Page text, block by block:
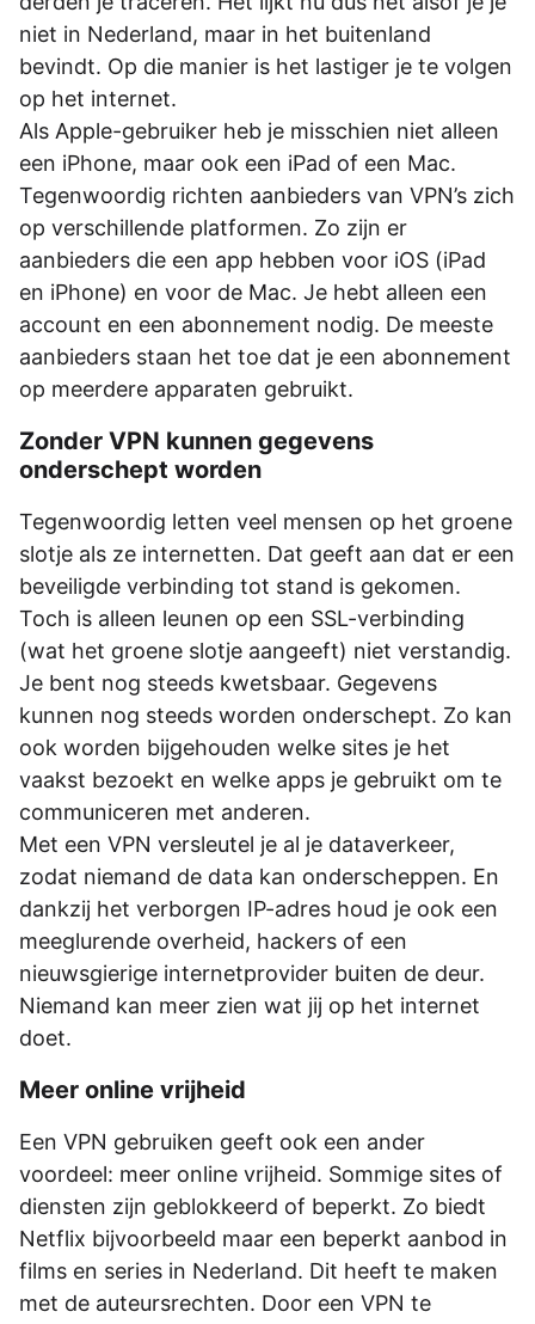
niet in Nederland, maar in het buitenland
bevindt. Op die manier is het lastiger je te volgen
op het internet.
Als Apple-gebruiker heb je misschien niet alleen
een iPhone, maar ook een iPad of een Mac.
Tegenwoordig richten aanbieders van VPN’s zich
op verschillende platformen. Zo zijn er
aanbieders die een app hebben voor iOS (iPad
en iPhone) en voor de Mac. Je hebt alleen een
account en een abonnement nodig. De meeste
aanbieders staan het toe dat je een abonnement
op meerdere apparaten gebruikt.
Zonder VPN kunnen gegevens
onderschept worden
Tegenwoordig letten veel mensen op het groene
slotje als ze internetten. Dat geeft aan dat er een
beveiligde verbinding tot stand is gekomen.
Toch is alleen leunen op een SSL-verbinding
(wat het groene slotje aangeeft) niet verstandig.
Je bent nog steeds kwetsbaar. Gegevens
kunnen nog steeds worden onderschept. Zo kan
ook worden bijgehouden welke sites je het
vaakst bezoekt en welke apps je gebruikt om te
communiceren met anderen.
Met een VPN versleutel je al je dataverkeer,
zodat niemand de data kan onderscheppen. En
dankzij het verborgen IP-adres houd je ook een
meeglurende overheid, hackers of een
nieuwsgierige internetprovider buiten de deur.
Niemand kan meer zien wat jij op het internet
doet.
Meer online vrijheid
Een VPN gebruiken geeft ook een ander
voordeel: meer online vrijheid. Sommige sites of
diensten zijn geblokkeerd of beperkt. Zo biedt
Netflix bijvoorbeeld maar een beperkt aanbod in
films en series in Nederland. Dit heeft te maken
met de auteursrechten. Door een VPN te